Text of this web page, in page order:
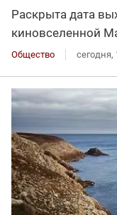
Раскрыта дата
киновселенной
Общество сегодня,